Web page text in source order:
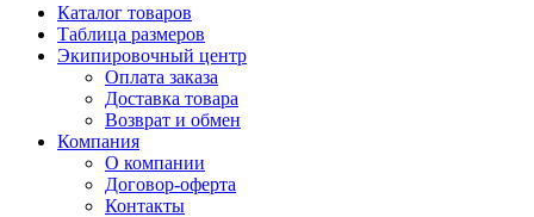
Каталог товаров
Таблица размеров
Экипировочный центр
Оплата заказа
Доставка товара
Возврат и обмен
Компания
О компании
Договор-оферта
Контакты